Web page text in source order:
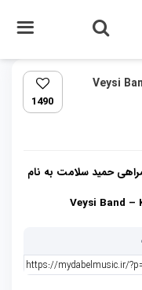
Veysi
1490
حمید سلامت به نام
Veysi Band –